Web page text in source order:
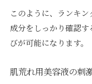
肌荒れ美容
い選び方
口コミから
価
このように、ランキ
成分をしっかり確認
びが可能になります。
肌荒れ用美容液の刺